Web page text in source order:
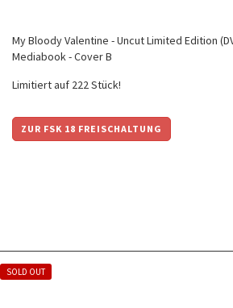
My Bloody Valentine - Uncut Limited Edition
Mediabook - Cover B
Limitiert auf 222 Stück!
ZUR FSK 18 FREISCHALTUNG
SOLD OUT